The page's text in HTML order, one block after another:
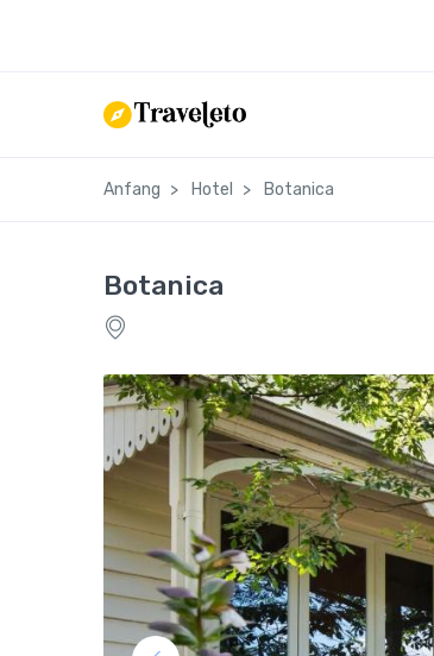
Anfang Hotel Botanica
Botanica